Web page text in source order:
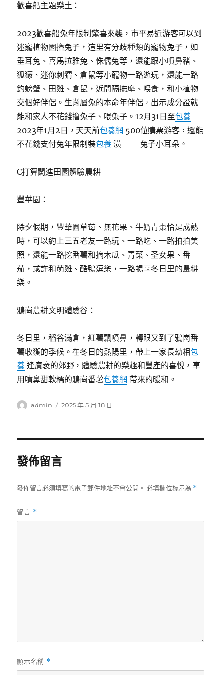
歡喜船主題樂土：
2023歡喜船兔年限制驚喜來襲，市平易近游客可以到
迷寵植物園擼兔子，這里有分歧種類的寵物兔子，如
垂耳兔、喜馬拉雅兔、侏儒兔等，還能跟小噴鼻豬、
狐獴、迷你刺猬、倉鼠等小寵物一路遊玩，還能一路
釣螃蟹、田雞、倉鼠，近間隔撫摩、喂食，和小植物
交個好伴侶。生肖屬兔的本命年伴侶，出示成分證就
能和家人不花錢擼兔子、喂兔子。12月31日至包養
2023年1月2日，天天前包養網 500位購票游客，還能
不花錢支付兔年限制裝包養 潢——兔子小耳朵。
C打算闖進田園體驗農耕
豐華園：
除夕假期，豐華園草莓、無花果、牛奶青棗恰是成熟
時，可以約上三五老友一路玩、一路吃、一路拍拍美
照，還能一路挖番薯和摘木瓜、青菜、圣女果、番
茄，或許和萌雞、酷鴨逗樂，一路暢享冬日里的農耕
樂。
鴉崗農耕文明體驗谷：
冬日里，稻谷滿倉，紅薯飄噴鼻，轉眼又到了鴉崗番
薯收獲的季候。在冬日的熱陽里，帶上一家長幼相包
養 逢廣袤的郊野，體驗農耕的樂趣和豐產的喜悅，享
用噴鼻甜軟糯的鴉崗番薯包養網 帶來的暖和。
作
admin
發
2025 年 5 月 18 日
發佈留言
發佈留言必須填寫的電子郵件地址不會公開。 必填欄位標示為 *
留言 *
顯示名稱 *